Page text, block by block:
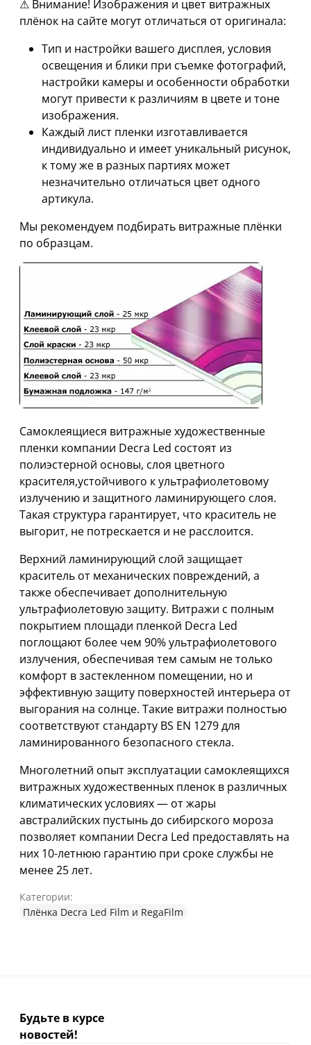
⚠ Внимание! Изображения и цвет витражных
плёнок на сайте могут отличаться от оригинала:
Тип и настройки вашего дисплея, условия
освещения и блики при съемке фотографий,
настройки камеры и особенности обработки
могут привести к различиям в цвете и тоне
изображения.
Каждый лист пленки изготавливается
индивидуально и имеет уникальный рисунок,
к тому же в разных партиях может
незначительно отличаться цвет одного
артикула.
Мы рекомендуем подбирать витражные плёнки
по образцам.
Самоклеящиеся витражные художественные
пленки компании Decra Led состоят из
полиэстерной основы, слоя цветного
красителя,устойчивого к ультрафиолетовому
излучению и защитного ламинирующего слоя.
Такая структура гарантирует, что краситель не
выгорит, не потрескается и не расслоится.
Верхний ламинирующий слой защищает
краситель от механических повреждений, а
также обеспечивает дополнительную
ультрафиолетовую защиту. Витражи с полным
покрытием площади пленкой Decra Led
поглощают более чем 90% ультрафиолетового
излучения, обеспечивая тем самым не только
комфорт в застекленном помещении, но и
эффективную защиту поверхностей интерьера от
выгорания на солнце. Такие витражи полностью
соответствуют стандарту BS EN 1279 для
ламинированного безопасного стекла.
Многолетний опыт эксплуатации самоклеящихся
витражных художественных пленок в различных
климатических условиях — от жары
австралийских пустынь до сибирского мороза
позволяет компании Decra Led предоставлять на
них 10-летнюю гарантию при сроке службы не
менее 25 лет.
Категории:
Плёнка Decra Led Film и RegaFilm
Будьте в курсе
новостей!